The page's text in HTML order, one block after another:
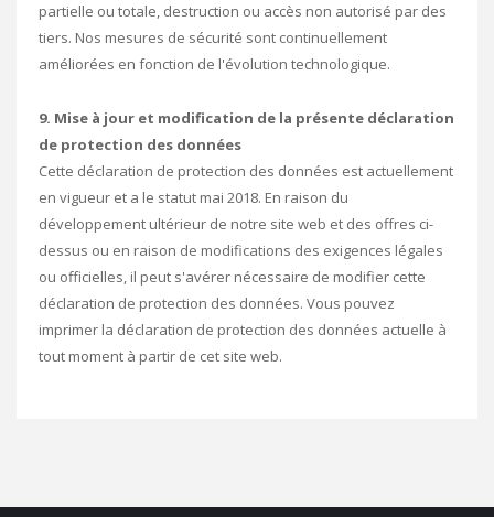
partielle ou totale, destruction ou accès non autorisé par des
tiers. Nos mesures de sécurité sont continuellement
améliorées en fonction de l'évolution technologique.
9. Mise à jour et modification de la présente déclaration
de protection des données
Cette déclaration de protection des données est actuellement
en vigueur et a le statut mai 2018. En raison du
développement ultérieur de notre site web et des offres ci-
dessus ou en raison de modifications des exigences légales
ou officielles, il peut s'avérer nécessaire de modifier cette
déclaration de protection des données. Vous pouvez
imprimer la déclaration de protection des données actuelle à
tout moment à partir de cet site web.